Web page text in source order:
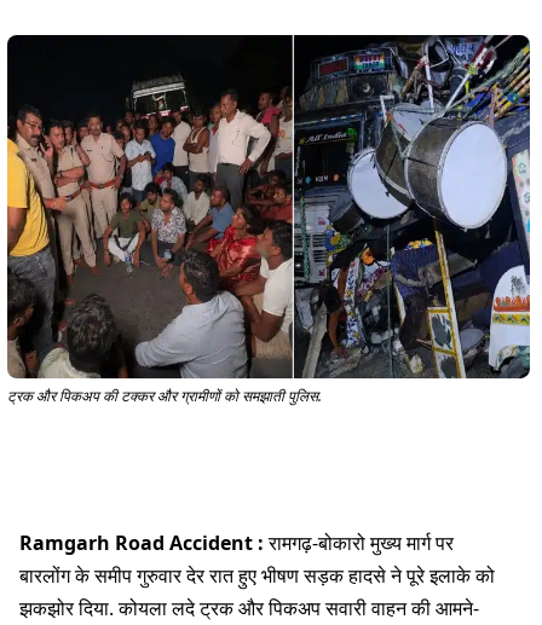
ट्रक और पिकअप की टक्कर और ग्रामीणों को समझाती पुलिस.
Ramgarh Road Accident :रामगढ़-बोकारो मुख्य मार्ग पर
बारलोंग के समीप गुरुवार देर रात हुए भीषण सड़क हादसे ने पूरे इलाके को
झकझोर दिया. कोयला लदे ट्रक और पिकअप सवारी वाहन की आमने-